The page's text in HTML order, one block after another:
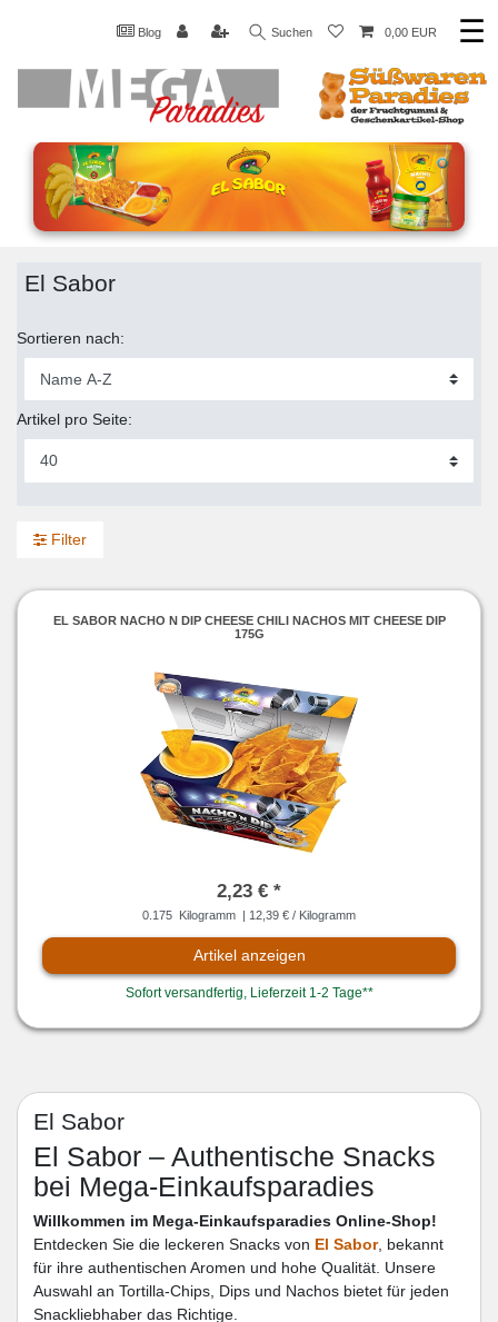
Blog Suchen 0,00 EUR ☰
El Sabor
Sortieren nach:
Artikel pro Seite:
Filter
EL SABOR NACHO N DIP CHEESE CHILI NACHOS MIT CHEESE DIP
175G
2,23 € *
0.175 Kilogramm | 12,39 € / Kilogramm
Artikel anzeigen
Sofort versandfertig, Lieferzeit 1-2 Tage**
El Sabor
El Sabor – Authentische Snacks
bei Mega-Einkaufsparadies
Willkommen im Mega-Einkaufsparadies Online-Shop!
Entdecken Sie die leckeren Snacks von El Sabor, bekannt
für ihre authentischen Aromen und hohe Qualität. Unsere
Auswahl an Tortilla-Chips, Dips und Nachos bietet für jeden
Snackliebhaber das Richtige.